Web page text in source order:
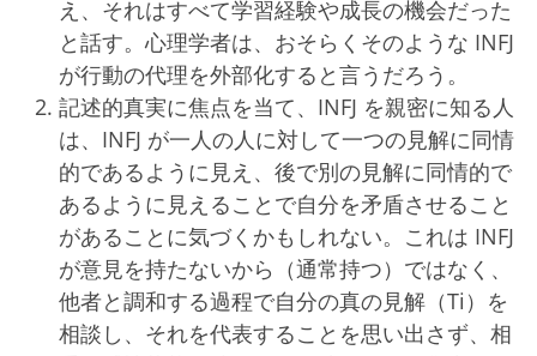
え、それはすべて学習経験や成長の機会だった
と話す。心理学者は、おそらくそのような INFJ
が行動の代理を外部化すると言うだろう。
記述的真実に焦点を当て、INFJ を親密に知る人
は、INFJ が一人の人に対して一つの見解に同情
的であるように見え、後で別の見解に同情的で
あるように見えることで自分を矛盾させること
があることに気づくかもしれない。これは INFJ
が意見を持たないから（通常持つ）ではなく、
他者と調和する過程で自分の真の見解（Ti）を
相談し、それを代表することを思い出さず、相